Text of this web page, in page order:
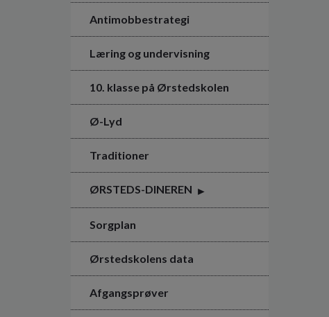
Antimobbestrategi
Læring og undervisning
10. klasse på Ørstedskolen
Ø-Lyd
Traditioner
ØRSTEDS-DINEREN
Sorgplan
Ørstedskolens data
Afgangsprøver